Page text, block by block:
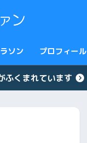
ソン プロフィール
ふくまれています